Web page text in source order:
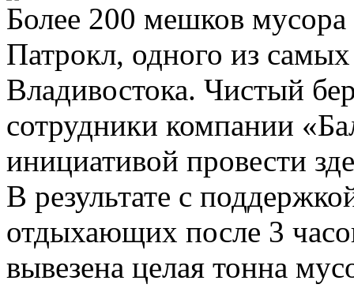
Более 200 мешков
Патрокл, одного из
Владивостока. Чистый
сотрудники компании
инициативой провести
В результате с
отдыхающих после 3
вывезена целая тонна